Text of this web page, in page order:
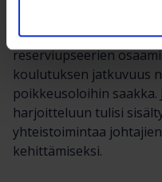
Erityisinä tärkeinä
joukkokohtaisen
reserviupseerien
koulutuksen jatkuvuus
poikkeusoloihin
harjoitteluun tulisi
yhteistoimintaa
kehittämiseksi.